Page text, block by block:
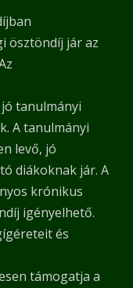
ösztöndíj jár az
tanulmányi
A tanulmányi
levő, jó
diákoknak jár. A
krónikus
igényelhető.
és
támogatja a